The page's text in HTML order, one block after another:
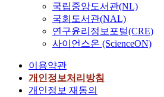
국립중앙도서관(NL)
국회도서관(NAL)
연구윤리정보포털(CRE)
사이언스온 (ScienceON)
이용약관
개인정보처리방침
개인정보 재동의